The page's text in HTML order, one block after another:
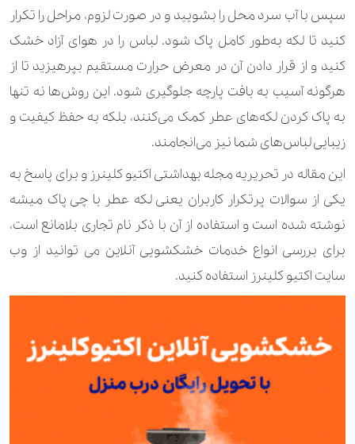
سپس با آب سرد محل را بشویید و در صورت لزوم، مراحل را تکرار
کنید تا لکه به‌طور کامل پاک شود. لباس را در هوای آزاد خشک
کنید و از قرار دادن آن در معرض حرارت مستقیم بپرهیزید تا از
هرگونه آسیب به بافت پارچه جلوگیری شود. این روش‌ها نه تنها
به پاک کردن لکه‌های عطر کمک می‌کنند، بلکه به حفظ کیفیت و
زیبایی لباس‌های شما نیز می‌انجامند.
این مقاله در تحریریه مجله بهداشتی اکتیو کلینرز و برای پاسخ به
یکی از سوالات پرتکرار کاربران یعنی لکه عطر با چی پاک میشه
نوشته شده است و استفاده از آن با ذکر نام تجاری بلامانع است،
برای بررسی انواع خدمات خشکشویی آنلاین می توانید از وب
سایت اکتیو کلینرز استفاده کنید.